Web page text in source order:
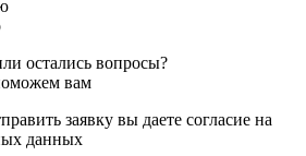
остались вопросы?
вам
заявку вы даете согласие на
данных